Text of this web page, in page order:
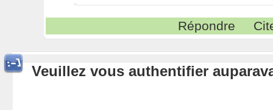
Répondre
Veuillez vous authentifier